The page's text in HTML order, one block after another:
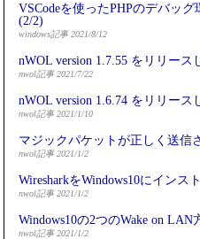
VSCodeを使ったPHPのデバッ
(2/2)
windows記事 2021/8/12
nWOL version 1.7.55 をリリース
nwol記事 2021/7/22
nWOL version 1.6.74 をリリース
nwol記事 2021/1/10
マジックパケットが正しく送信
nwol記事 2021/1/2
WiresharkをWindows10にインス
nwol記事 2021/1/2
Windows10の2つのWake on
nwol記事 2021/1/2